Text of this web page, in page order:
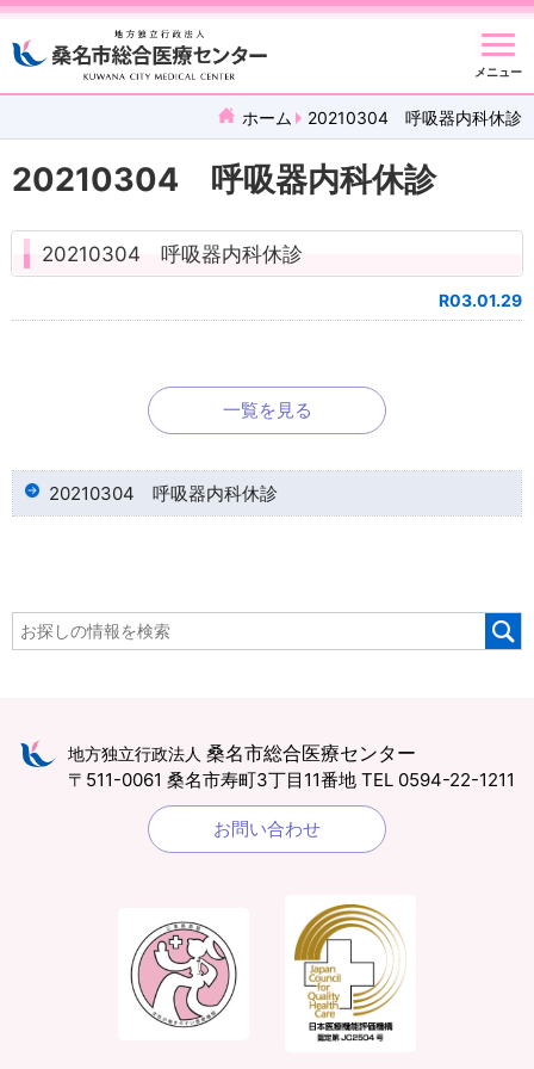
メニュー
ホーム 20210304 呼吸器内科休診
20210304 呼吸器内科休診
20210304 呼吸器内科休診
R03.01.29
一覧を見る
20210304 呼吸器内科休診
地方独立行政法人 桑名市総合医療センター
〒511-0061 桑名市寿町3丁目11番地 TEL 0594-22-1211
お問い合わせ